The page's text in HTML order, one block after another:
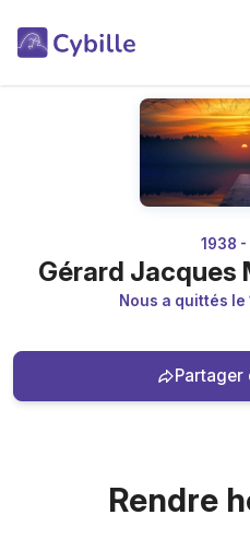
1938
Gérard Jacques
Nous a quittés
Partager
Rendre